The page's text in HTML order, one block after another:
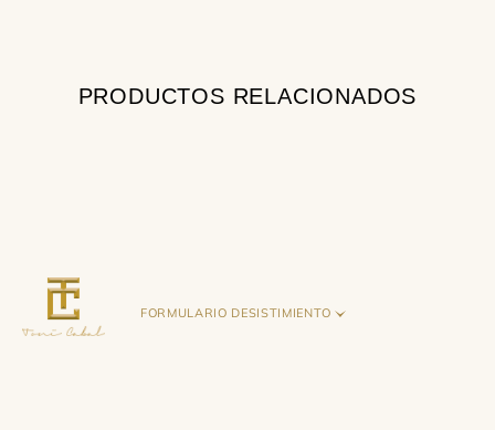
PRODUCTOS RELACIONADOS
FORMULARIO DESISTIMIENTO